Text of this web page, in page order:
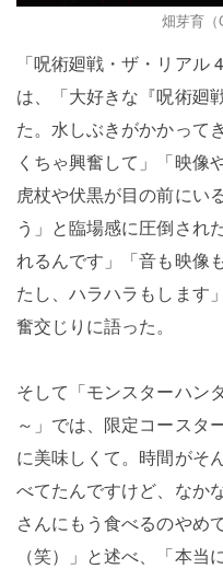
畑芽育（
「呪術廻戦・ザ・リアル
は、「大好きな『呪術廻
た。水しぶきがかかって
くちゃ興奮して」「映像
虎杖や伏黒が目の前にい
う」と臨場感に圧倒され
れるんです」「音も映像
たし、ハラハラもします
奮交じりに語った。
そして「モンスターハン
～」では、限定コースタ
に美味しくて。時間がそ
べてたんですけど、なか
さんにもう食べるのやめ
（笑）」と述べ、「本